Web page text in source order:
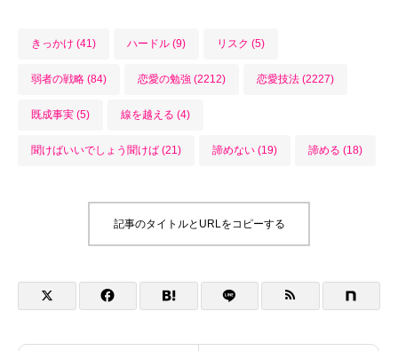
きっかけ (41) ハードル (9) リスク (5)
弱者の戦略 (84) 恋愛の勉強 (2212) 恋愛技法 (2227)
既成事実 (5) 線を越える (4)
聞けばいいでしょう聞けば (21) 諦めない (19) 諦める (18)
記事のタイトルとURLをコピーする